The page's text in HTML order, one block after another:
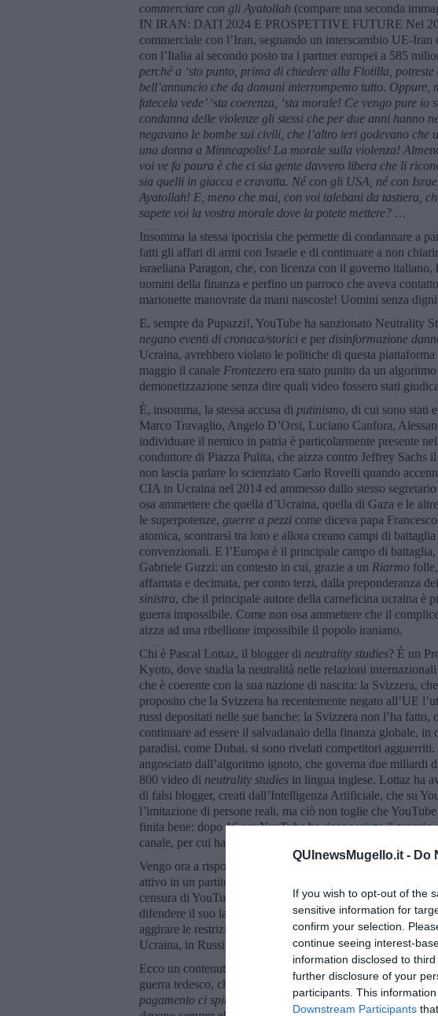
QUInewsMugello.it - Do
If you wish to opt-out of the
sensitive information for
confirm your selection.
continue seeing interest-
information disclosed to
further disclosure of your
participants. This
Downstream Participants
commerciare con gli Ayatollah (compare una seconda
IN IRAN: DATI 2024 E PROSPETTIVE FUTURE Nel
commerciale con l’Iran, segnando un interscambio UE-
con l’Italia al secondo posto tra i partner europei a 585
perché a ‘sto punto, prima di chiedere alla Flotilla,
bell’annuncio che da domani interrompemo tutto.
fatecela vede’ ‘sta coerenza, ‘sta morale! Ce vengo pure
condanna delle violenze gli stessi che per due anni hanno
negavano le bombe sui civili, che l’altro ieri godevano che
una donna a Minneapolis! La morale sulla violenza!
voi ve fa paura è che ci sia gente davvero libera che li
sia quelli in giacca e cravatta. Né con gli USA, né con
Ayatollah! E, meno che mai, con voi talebani da tastiera,
sapete voi la vostra morale dove la potete mettere? …
Insomma la stessa ipocrisia che permette di condannare a
fatti gli affari di armi con Israele e di continuare a non
israeliana Paragon, che, con licenza con il governo
uomini della finanza e perfino un parroco che aveva
marionette manovrate da mani nascoste! Uomini senza
E, sempre da Pupazzi!, YouTube ha sanzionato Neutrality
negano eventi di cronaca/storici e per disinformazione
Ucraina, avrebbero violato le politiche di questa
maggio il canale Frontezero era stato punito da un
demonetizzazione senza dire quali video fossero stati
È, insomma, la stessa accusa di putinismo, di cui sono stati
Marco Travaglio, Angelo D’Orsi, Luciano Canfora,
individuare il nemico in patria è particolarmente presente
conduttore di Piazza Pulita, che aizza contro Jeffrey Sachs
non lascia parlare lo scienziato Carlo Rovelli quando
CIA in Ucraina nel 2014 ed ammesso dallo stesso
osa ammettere che quella d’Ucraina, quella di Gaza e le
le superpotenze, guerre a pezzi come diceva papa
atomica, scontrarsi tra loro e allora creano campi di
convenzionali. E l’Europa è il principale campo di battaglia,
Gabriele Guzzi: un contesto in cui, grazie a un Riarmo
affamata e decimata, per conto terzi, dalla preponderanza
sinistra, che il principale autore della carneficina ucraina è
guerra impossibile. Come non osa ammettere che il
aizza ad una ribellione impossibile il popolo iraniano.
Chi è Pascal Lottaz, il blogger di neutrality studies? È un
Kyoto, dove studia la neutralità nelle relazioni
che è coerente con la sua nazione di nascita: la Svizzera,
proposito che la Svizzera ha recentemente negato all’UE
russi depositati nelle sue banche: la Svizzera non l’ha
continuare ad essere il salvadanaio della finanza globale,
paradisi, come Dubai, si sono rivelati competitori
angosciato dall’algoritmo ignoto, che governa due miliardi
800 video di neutrality studies in lingua inglese. Lottaz ha
di falsi blogger, creati dall’Intelligenza Artificiale, che su
l’imitazione di persone reali, ma ciò non toglie che
finita bene: dopo 16 ore YouTube ha riconosciuto il proprio
canale, per cui ha potuto affermare
Vengo ora a rispondere all’altra domanda:
Chi è Glenn
attivo in un partito definito
censura di YouTube. Diesen ha comunque reagito
difendere il suo lavoro come analisi legittima, spostando
aggirare le restrizioni. È finito così a far parte della nutrita
Ucraina, in Russia e nel Regno Unito.
Ecco un contenuto di Diesen, sanzionabile da parte di
guerra tedesco, che ha scritto, tra l’altro, anche il libro
pagamento ci spingono verso le guerre.Diesen ha